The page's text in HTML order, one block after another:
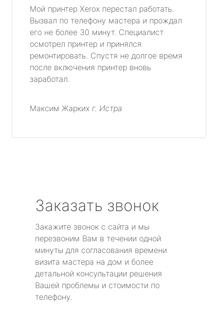
Мой принтер Xerox перестал работать.
Вызвал по телефону мастера и прождал
его не более 30 минут. Специалист
осмотрел принтер и принялся
ремонтировать. Спустя не долгое время
после включения принтер вновь
заработал.
Максим Жарких г. Истра
Заказать звонок
Закажите звонок с сайта и мы
перезвоним Вам в течении одной
минуты для согласования времени
визита мастера на дом и более
детальной консультации решения
Вашей проблемы и стоимости по
телефону.